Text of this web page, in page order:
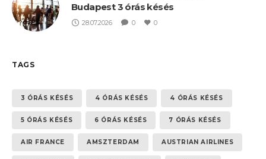
Budapest 3 órás késés
28.07.2026 0 0
TAGS
3 ÓRÁS KÉSÉS 4 ÓRÁS KÉSÉS 4 ÓRÁS KÉSÉS
5 ÓRÁS KÉSÉS 6 ÓRÁS KÉSÉS 7 ÓRÁS KÉSÉS
AIR FRANCE AMSZTERDAM AUSTRIAN AIRLINES